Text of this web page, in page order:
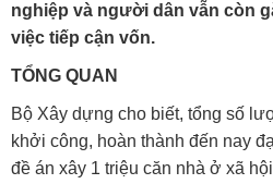
nghiệp và người dân vẫn còn
việc tiếp cận vốn.
TỔNG QUAN
Bộ Xây dựng cho biết, tổng số
khởi công, hoàn thành đến nay
đề án xây 1 triệu căn nhà ở xã